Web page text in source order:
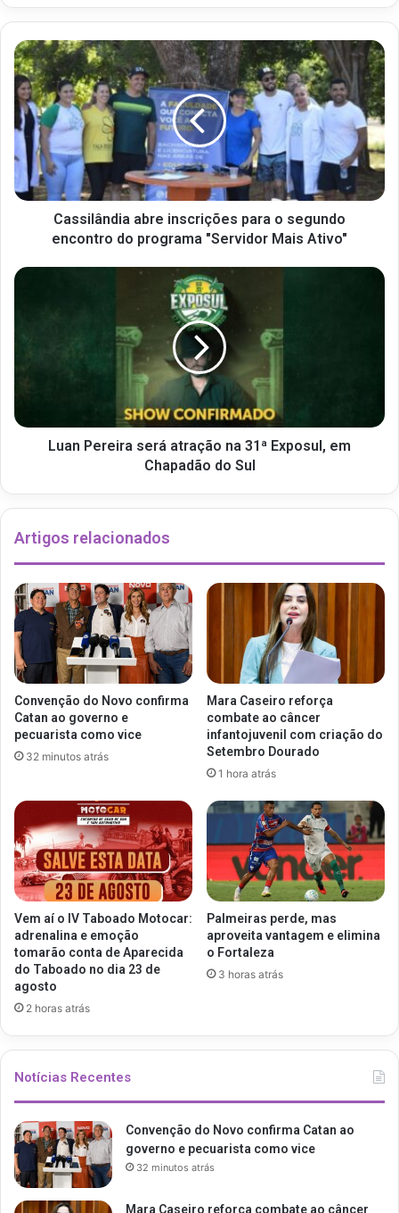
Cassilândia abre inscrições para o segundo
encontro do programa "Servidor Mais Ativo"
Luan Pereira será atração na 31ª Exposul, em
Chapadão do Sul
Artigos relacionados
Convenção do Novo confirma
Catan ao governo e
pecuarista como vice
32 minutos atrás
Mara Caseiro reforça
combate ao câncer
infantojuvenil com criação do
Setembro Dourado
1 hora atrás
Vem aí o IV Taboado Motocar:
adrenalina e emoção
tomarão conta de Aparecida
do Taboado no dia 23 de
agosto
2 horas atrás
Palmeiras perde, mas
aproveita vantagem e elimina
o Fortaleza
3 horas atrás
Notícias Recentes
Convenção do Novo confirma Catan ao
governo e pecuarista como vice
32 minutos atrás
Mara Caseiro reforça combate ao câncer